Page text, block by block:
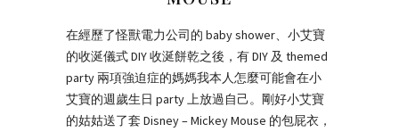
在經歷了怪獸電力公司的 baby shower、小艾寶
的收涎儀式 DIY 收涎餅乾之後，有 DIY 及 themed
party 兩項強迫症的媽媽我本人怎麼可能會在小
艾寶的週歲生日 party 上放過自己。剛好小艾寶
的姑姑送了套 Disney – Mickey Mouse 的包屁衣，